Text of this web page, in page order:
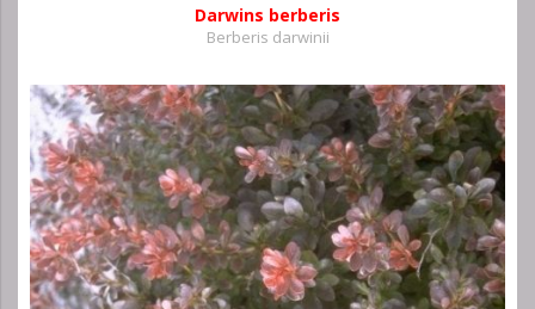
Darwins berberis
Berberis darwinii